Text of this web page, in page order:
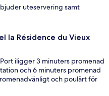
uteservering samt
la Résidence du Vieux
iligger 3 minuters promenad
och 6 minuters promenad
och poulärt för